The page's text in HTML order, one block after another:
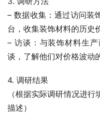
– 数据收集：通过访问装
台，收集装饰材料的历史
– 访谈：与装饰材料生
谈，了解他们对价格波动
4. 调研结果
（根据实际调研情况进
描述）